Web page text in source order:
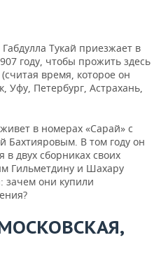
Тукай приезжает в
году, чтобы прожить здесь
время, которое он
Уфу, Петербург, Астрахань,
в номерах «Сарай» с
Бахтияровым. В том году он
двух сборниках своих
Гильметдину и Шахару
зачем они купили